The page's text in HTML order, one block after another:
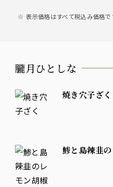
表示価格はすべて税込み価格で
朧月ひとしな
焼き穴子ざく
鯵と島辣韭